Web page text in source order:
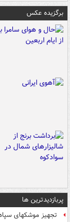
برگزیده عکس
پربازدیدترین ها
تجهیز موشکهای